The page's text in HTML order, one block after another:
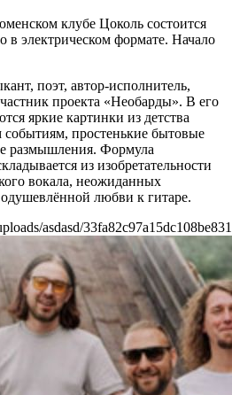
клубе Цоколь состоится
в электрическом формате. Начало
поэт, автор-исполнитель,
проекта «Необарды». В его
яркие картинки из детства
простенькие бытовые
размышления. Формула
из изобретательности
вокала, неожиданных
любви к гитаре.
asdasd/